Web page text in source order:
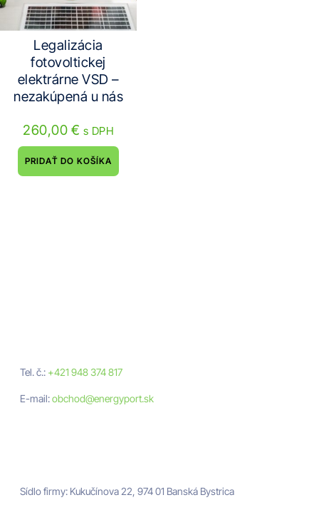
Legalizácia
fotovoltickej
elektrárne VSD –
nezakúpená u nás
260,00 € s DPH
PRIDAŤ DO KOŠÍKA
Tel. č.: +421 948 374 817
E-mail:obchod@energyport.sk
Sídlo firmy: Kukučínova 22, 974 01 Banská Bystrica